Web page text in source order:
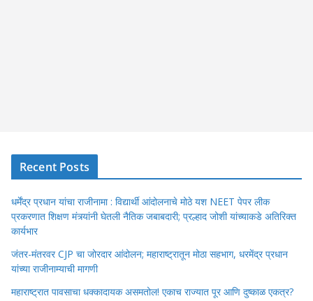
Recent Posts
धर्मेंद्र प्रधान यांचा राजीनामा : विद्यार्थी आंदोलनाचे मोठे यश NEET पेपर लीक
प्रकरणात शिक्षण मंत्र्यांनी घेतली नैतिक जबाबदारी; प्रल्हाद जोशी यांच्याकडे अतिरिक्त
कार्यभार
जंतर-मंतरवर CJP चा जोरदार आंदोलन; महाराष्ट्रातून मोठा सहभाग, धरमेंद्र प्रधान
यांच्या राजीनाम्याची मागणी
महाराष्ट्रात पावसाचा धक्कादायक असमतोल! एकाच राज्यात पूर आणि दुष्काळ एकत्र?